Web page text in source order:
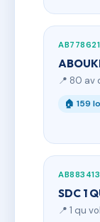
📍 80 av
🏠 159
SDC 1
📍 1 qu